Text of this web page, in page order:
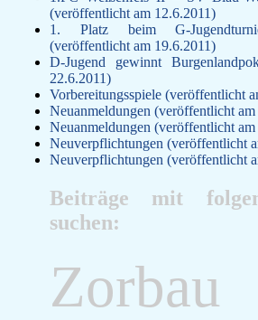
(veröffentlicht am 12.6.2011)
1. Platz beim G-
(veröffentlicht am 19.6.2011)
D-Jugend gewinnt
22.6.2011)
Vorbereitungsspiele (veröffentlicht
Neuanmeldungen (veröffentlicht
Neuanmeldungen (veröffentlicht
Neuverpflichtungen (veröffentlicht
Neuverpflichtungen (veröffentlicht
Beiträge mit
suchen:
Zorbau